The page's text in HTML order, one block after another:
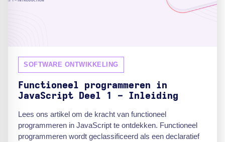
SOFTWARE ONTWIKKELING
Functioneel programmeren in
JavaScript Deel 1 - Inleiding
Lees ons artikel om de kracht van functioneel
programmeren in JavaScript te ontdekken. Functioneel
programmeren wordt geclassificeerd als een declaratief